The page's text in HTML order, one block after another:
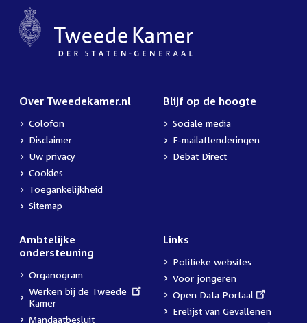
Over Tweedekamer.nl
Colofon
Disclaimer
Uw privacy
Cookies
Toegankelijkheid
Sitemap
Blijf op de hoogte
Sociale media
E-mailattenderingen
Debat Direct
Ambtelijke
ondersteuning
Organogram
External
link:
Werken bij de Tweede
Kamer
Mandaatbesluit
Links
Politieke websites
Voor jongeren
External
link:
Open Data Portaal
Erelijst van Gevallenen